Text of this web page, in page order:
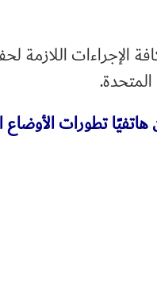
اللازمة
المتحدة.
تطورات الأوضاع